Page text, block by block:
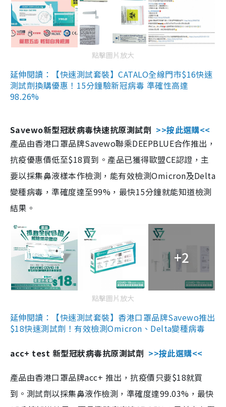
點擊圖片放大
延伸閱讀：【快速測試套裝】CATALO全線門市$16快速
測試劑換購優惠！15分鐘驗新冠病毒 準確性高達
98.26%
Savewo新型冠狀病毒快速抗原測試劑 >>按此選購<<
產品由香港口罩品牌Savewo聯乘DEEPBLUE合作推出，
抗疫優惠價低至$18買到。產品已獲得歐盟CE認證，主
要以採集鼻液樣本作檢測，能有效檢測Omicron及Delta
變種病毒，準確度達至99%，最快15分鐘就能知道檢測
結果。
+2
點擊圖片放大
延伸閱讀：【快速測試套裝】香港口罩品牌Savewo推出
$18快速測試劑！有效檢測Omicron、Delta變種病毒
acc+ test 新型冠狀病毒抗原測試劑 >>按此選購<<
產品由香港口罩品牌acc+ 推出，抗疫價只要$18就買
到。測試劑以採集鼻液作檢測，準確度達99.03%，最快